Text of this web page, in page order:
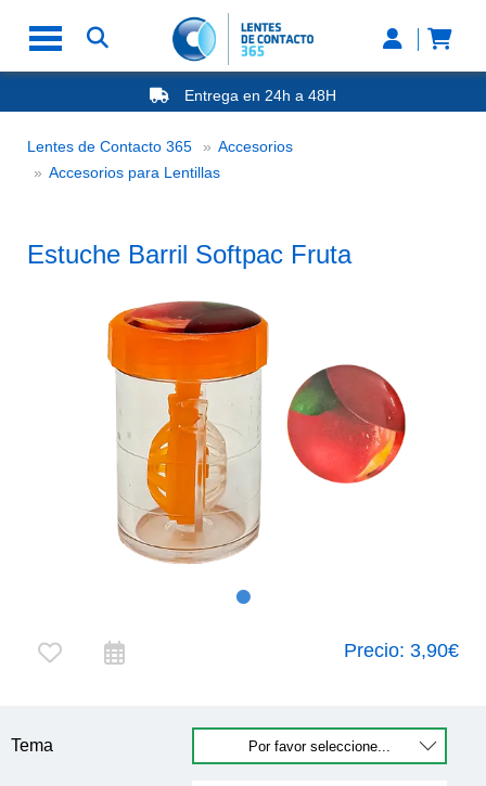
Entrega en 24h a 48H
-20% Gafas de Lectura
Nº1 en Opinión de los Clientes
Lentes de Contacto 365
Accesorios
Accesorios para LentillasEstuche Barril Softpac Fruta
Estuche Barril Softpac Fruta
Precio: 3,90€
Tema